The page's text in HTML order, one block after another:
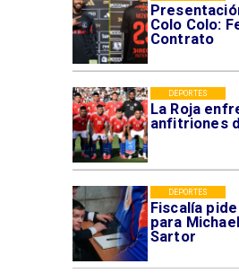
Colo Colo:
Contrato
La Roja
anfitriones
DEPORTES
Fiscalía
para
Sartor
DEPORTES